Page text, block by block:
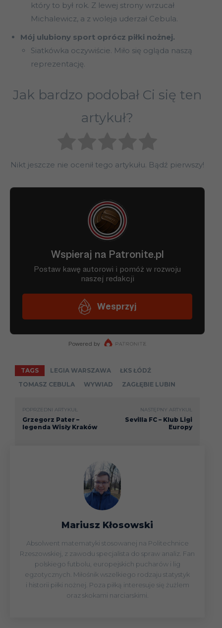
który to był rok. Z lewej strony wrzucał
Michalewicz, a z woleja uderzał Cebula.
Mój ulubiony sport oprócz piłki nożnej.
Siatkówka oczywiście. Miło się ogląda naszą
reprezentację.
Jak bardzo podobał Ci się ten
artykuł?
Nikt jeszcze nie ocenił tego artykułu. Bądź pierwszy!
TAGS LEGIA WARSZAWA
ŁKS ŁÓDŹ
TOMASZ CEBULA
WYWIAD ZAGŁĘBIE LUBIN
POPRZEDNI ARTYKUŁ
Grzegorz Pater –
legenda Wisły Kraków
NASTĘPNY ARTYKUŁ
Sevilla FC – Klub Ligi
Europy
Mariusz Kłosowski
Absolwent matematyki stosowanej na Politechnice
Rzeszowskiej, z zawodu specjalista do spraw analiz. Fan
polskiego futbolu, europejskich pucharów i lig
egzotycznych. Miłośnik wszelkiego rodzaju statystyk
i historii piłki nożnej. Poza piłką interesuje się żużlem
oraz skokami narciarskimi.